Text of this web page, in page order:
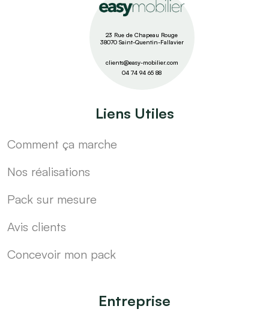
23 Rue de Chapeau Rouge
38070 Saint-Quentin-Fallavier
clients@easy-mobilier.com
04 74 94 65 88
Liens Utiles
Comment ça marche
Nos réalisations
Pack sur mesure
Avis clients
Concevoir mon pack
Entreprise